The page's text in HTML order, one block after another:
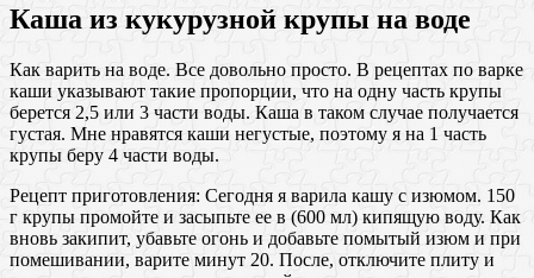
Каша из кукурузной крупы на воде
Как варить на воде. Все довольно просто. В рецептах по варке
каши указывают такие пропорции, что на одну часть крупы
берется 2,5 или 3 части воды. Каша в таком случае получается
густая. Мне нравятся каши негустые, поэтому я на 1 часть
крупы беру 4 части воды.
Рецепт приготовления: Сегодня я варила кашу с изюмом. 150
г крупы промойте и засыпьте ее в (600 мл) кипящую воду. Как
вновь закипит, убавьте огонь и добавьте помытый изюм и при
помешивании, варите минут 20. После, отключите плиту и